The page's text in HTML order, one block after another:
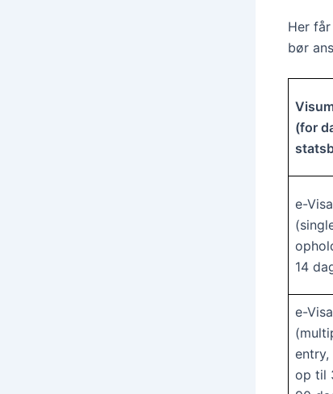
Her
bør
(for
e-Visa
14
e-Visa
entry,
op til